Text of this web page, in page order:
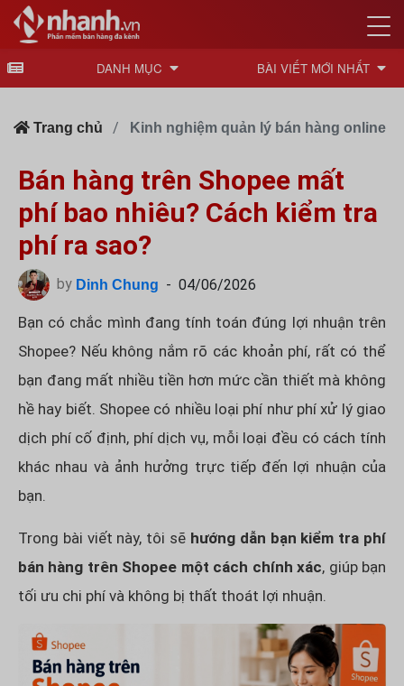
DANH MỤC BÀI VIẾT MỚI NHẤT
Trang chủ Kinh nghiệm quản lý bán hàng online
Bán hàng trên Shopee mất
phí bao nhiêu? Cách kiểm tra
phí ra sao?
by Dinh Chung - 04/06/2026
Bạn có chắc mình đang tính toán đúng lợi nhuận trên
Shopee? Nếu không nắm rõ các khoản phí, rất có thể
bạn đang mất nhiều tiền hơn mức cần thiết mà không
hề hay biết. Shopee có nhiều loại phí như phí xử lý giao
dịch phí cố định, phí dịch vụ, mỗi loại đều có cách tính
khác nhau và ảnh hưởng trực tiếp đến lợi nhuận của
bạn.
Trong bài viết này, tôi sẽ hướng dẫn bạn kiểm tra phí
bán hàng trên Shopee một cách chính xác, giúp bạn
tối ưu chi phí và không bị thất thoát lợi nhuận.